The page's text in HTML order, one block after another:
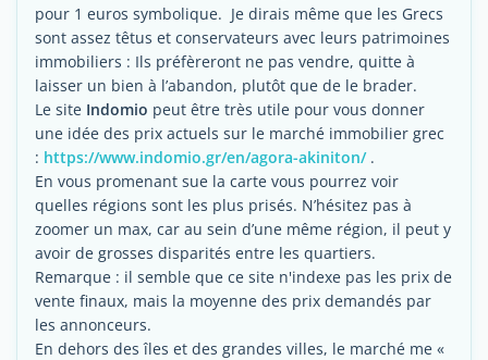
pour 1 euros symbolique. Je dirais même que les Grecs
sont assez têtus et conservateurs avec leurs patrimoines
immobiliers : Ils préfèreront ne pas vendre, quitte à
laisser un bien à l’abandon, plutôt que de le brader.
Le site Indomio peut être très utile pour vous donner
une idée des prix actuels sur le marché immobilier grec
: https://www.indomio.gr/en/agora-akiniton/.
En vous promenant sue la carte vous pourrez voir
quelles régions sont les plus prisés. N’hésitez pas à
zoomer un max, car au sein d’une même région, il peut y
avoir de grosses disparités entre les quartiers.
Remarque : il semble que ce site n'indexe pas les prix de
vente finaux, mais la moyenne des prix demandés par
les annonceurs.
En dehors des îles et des grandes villes, le marché me «